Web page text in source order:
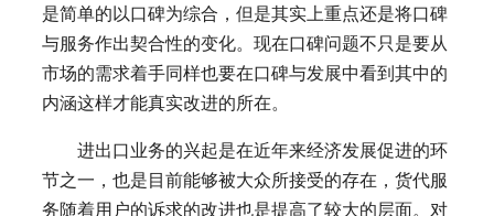
是简单的以口碑为综合，但是其实上重点还是将口碑
与服务作出契合性的变化。现在口碑问题不只是要从
市场的需求着手同样也要在口碑与发展中看到其中的
内涵这样才能真实改进的所在。
进出口业务的兴起是在近年来经济发展促进的环
节之一，也是目前能够被大众所接受的存在，货代服
务随着用户的诉求的改进也是提高了较大的层面。对